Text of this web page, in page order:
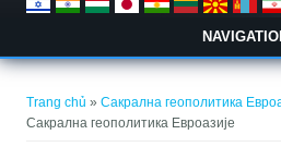
Trang chủ »Сакрална геополитика
Сакрална геополитика Евроазије